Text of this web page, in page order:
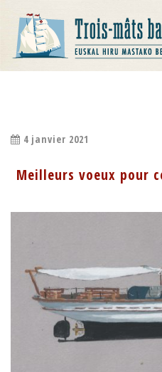
4 janvier 2021
Meilleurs voeux pour